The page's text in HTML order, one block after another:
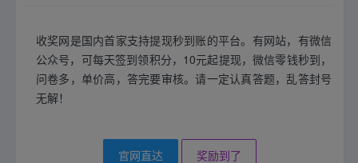
收奖网是国内首家支持提现秒到账的平台。有网站，有微信
公众号，可每天签到领积分，10元起提现，微信零钱秒到，
问卷多，单价高，答完要审核。请一定认真答题，乱答封号
无解！
官网直达 奖励到了